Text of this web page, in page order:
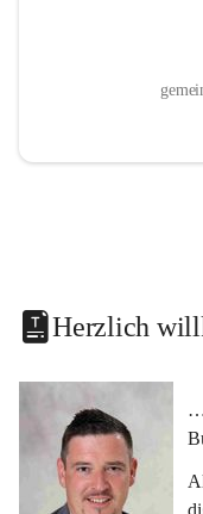
Herzlich
…